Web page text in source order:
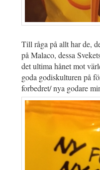
Till råga på allt har de,
på Malaco, dessa
det ultima hånet mot
goda godiskulturen på
forbedret/ nya godare